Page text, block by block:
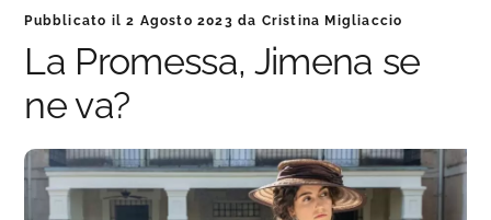
Pubblicato il2 Agosto 2023 da Cristina Migliaccio
La Promessa, Jimena se
ne va?